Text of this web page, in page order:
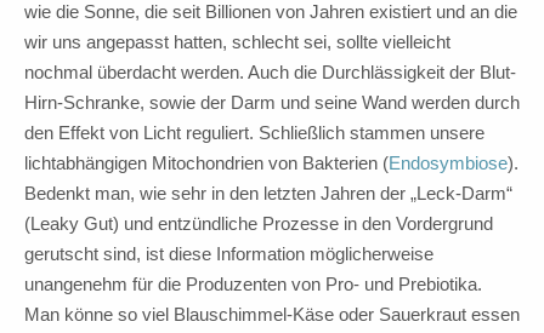
wie die Sonne, die seit Billionen von Jahren existiert und an die
wir uns angepasst hatten, schlecht sei, sollte vielleicht
nochmal überdacht werden. Auch die Durchlässigkeit der Blut-
Hirn-Schranke, sowie der Darm und seine Wand werden durch
den Effekt von Licht reguliert. Schließlich stammen unsere
lichtabhängigen Mitochondrien von Bakterien (Endosymbiose).
Bedenkt man, wie sehr in den letzten Jahren der „Leck-Darm“
(Leaky Gut) und entzündliche Prozesse in den Vordergrund
gerutscht sind, ist diese Information möglicherweise
unangenehm für die Produzenten von Pro- und Prebiotika.
Man könne so viel Blauschimmel-Käse oder Sauerkraut essen